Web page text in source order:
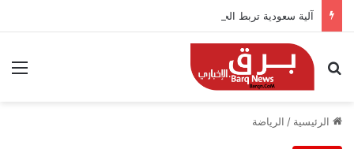
آلية سعودية تربط الحضور باجتياز الدورات
بحث عن
الرئيسية / الرياضة